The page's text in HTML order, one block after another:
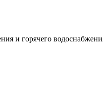
и горячего